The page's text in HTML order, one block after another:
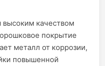
высоким качеством
покрытие
металл от коррозии,
повышенной